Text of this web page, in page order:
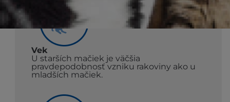
Vek
U starších mačiek je väčšia
pravdepodobnosť vzniku rakoviny ako u
mladších mačiek.